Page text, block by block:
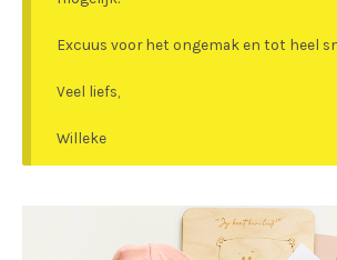
Excuus voor het ongemak en tot heel
Veel liefs,
Willeke